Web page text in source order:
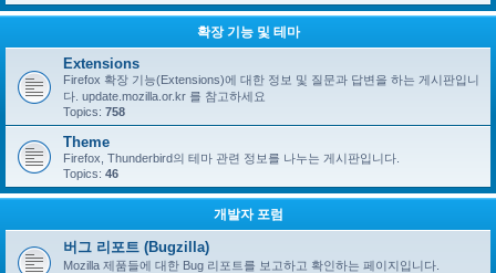
확장 기능 및 테마
Extensions
Firefox 확장 기능(Extensions)에 대한 정보 및 질문과 답변을 하는 게시판입니
다. update.mozilla.or.kr 를 참고하세요
Topics: 758
Theme
Firefox, Thunderbird의 테마 관련 정보를 나누는 게시판입니다.
Topics: 46
개발자 포럼
버그 리포트 (Bugzilla)
Mozilla 제품들에 대한 Bug 리포트를 보고하고 확인하는 페이지입니다.